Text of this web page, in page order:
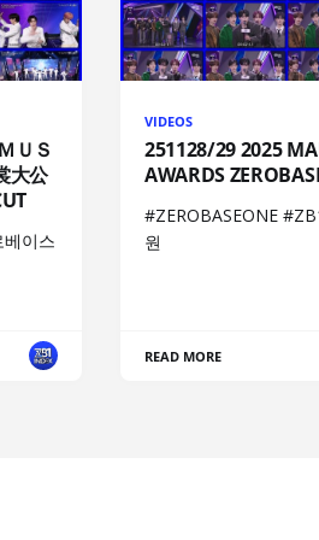
ＵＳ
大公
이스
VIDEOS
251128/29 2025
AWARDS
#ZEROBASEONE
원
READ MORE